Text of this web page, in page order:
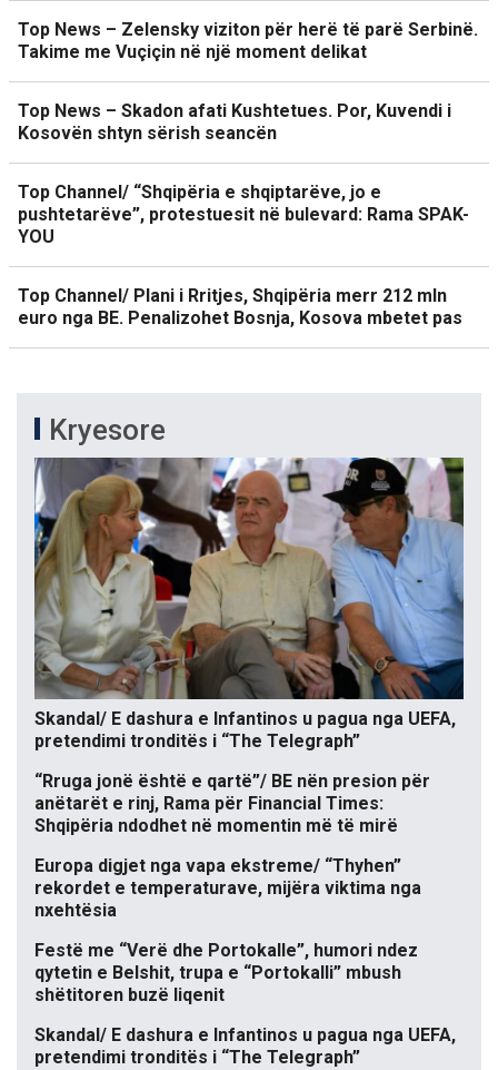
Top News – Zelensky viziton për herë të parë Serbinë.
Takime me Vuçiçin në një moment delikat
Top News – Skadon afati Kushtetues. Por, Kuvendi i
Kosovën shtyn sërish seancën
Top Channel/ “Shqipëria e shqiptarëve, jo e
pushtetarëve”, protestuesit në bulevard: Rama SPAK-
YOU
Top Channel/ Plani i Rritjes, Shqipëria merr 212 mln
euro nga BE. Penalizohet Bosnja, Kosova mbetet pas
Kryesore
Skandal/ E dashura e Infantinos u pagua nga UEFA,
pretendimi tronditës i “The Telegraph”
“Rruga jonë është e qartë”/ BE nën presion për
anëtarët e rinj, Rama për Financial Times:
Shqipëria ndodhet në momentin më të mirë
Europa digjet nga vapa ekstreme/ “Thyhen”
rekordet e temperaturave, mijëra viktima nga
nxehtësia
Festë me “Verë dhe Portokalle”, humori ndez
qytetin e Belshit, trupa e “Portokalli” mbush
shëtitoren buzë liqenit
Skandal/ E dashura e Infantinos u pagua nga UEFA,
pretendimi tronditës i “The Telegraph”